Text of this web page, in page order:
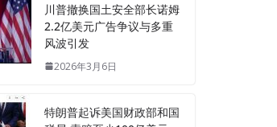
川普撤换国土安全部长诺姆
2.2亿美元广告争议与多重
风波引发
2026年3月6日
特朗普起诉美国财政部和国